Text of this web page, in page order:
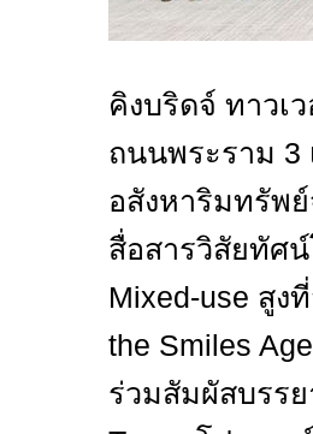
คิงบริดจ์ ทาวเ
ถนนพระราม
อสังหาริมทรัพ
สื่อสารวิสัยทัศน์
Mixed-use สูง
the Smiles
ร่วมสัมผัสบรร